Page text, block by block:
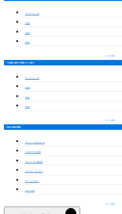
ワンルーム・1K
1LDK
2LDK
3LDK
もっと見る
七宝駅の物件を間取りから探す
ワンルーム・1K
1LDK
2LDK
3LDK
もっと見る
周辺の物件情報
グラン・エスポワール
エスポワール七宝
サンシャイン花の木
プリウス・アミティ
グレイスフルⅠ
クレールＮ
もっと見る